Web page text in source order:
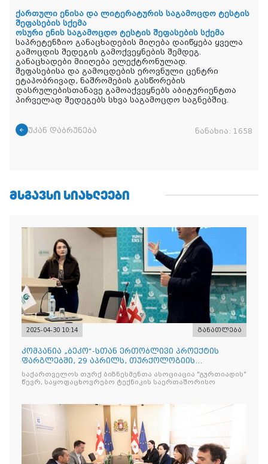
ქართული ენისა და ლიტერატურის საგამოცდო ტესტის
შეფასების სქემა
ოსური ენის საგამოცდო ტესტის შეფასების სქემა
საპრეტენზიო განაცხადების მიღება დაიწყება ყველა
გამოცდის შედეგის გამოქვეყნების შემდეგ.
განაცხადები მიიღება ელექტრონულად.
შეფასებისა და გამოცდების ეროვნული ცენტრი
ეტაპობრივად, ნაშრომების გასწორების
დასრულებისთანავე გამოაქვეყნებს აბიტურიენტთა
პირველად შედეგებს სხვა საგამოცდო საგნებშიც.
უკან დაბრუნება ნანახია: 1658
ᲛᲡᲒᲐᲕᲡᲘ ᲡᲘᲐᲮᲚᲔᲔᲑᲘ
2025-04-30 10:14 განათლება
კომპანია „ბეკო“-სთან ერთობლივი პროექტის
ფარგლებში, 29 აპრილს, თურქოლოგიის
მიმართულებისა და თბილისის
საქართველოს თურქ ბიზნესმენთა ასოციაცია "გურთიადის"
წევრ, საყოფაცხოვრებო ტექნიკის საერთაშორისო